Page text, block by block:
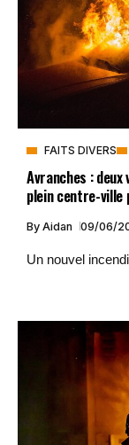
FAITS DIVERS
Avranches :
plein centre-ville
By Aidan 09/06/
Un nouvel